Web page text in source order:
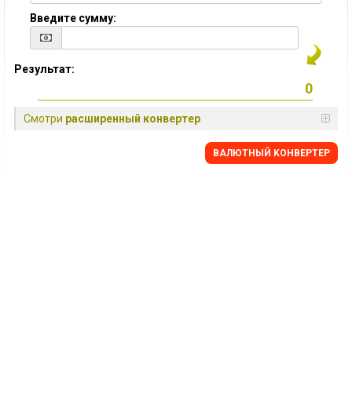
Введите сумму:
Результат:
Смотри расширенный конвертер
BАЛЮТНЫЙ KОНВЕРТЕР